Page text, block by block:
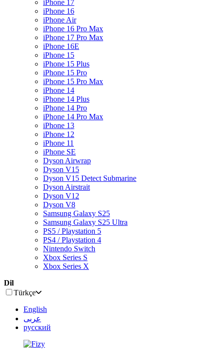
iPhone 17
iPhone 16
iPhone Air
iPhone 16 Pro Max
iPhone 17 Pro Max
iPhone 16E
iPhone 15
iPhone 15 Plus
iPhone 15 Pro
iPhone 15 Pro Max
iPhone 14
iPhone 14 Plus
iPhone 14 Pro
iPhone 14 Pro Max
iPhone 13
iPhone 12
iPhone 11
iPhone SE
Dyson Airwrap
Dyson V15
Dyson V15 Detect Submarine
Dyson Airstrait
Dyson V12
Dyson V8
Samsung Galaxy S25
Samsung Galaxy S25 Ultra
PS5 / Playstation 5
PS4 / Playstation 4
Nintendo Switch
Xbox Series S
Xbox Series X
Dil
Türkçe
English
عربى
русский